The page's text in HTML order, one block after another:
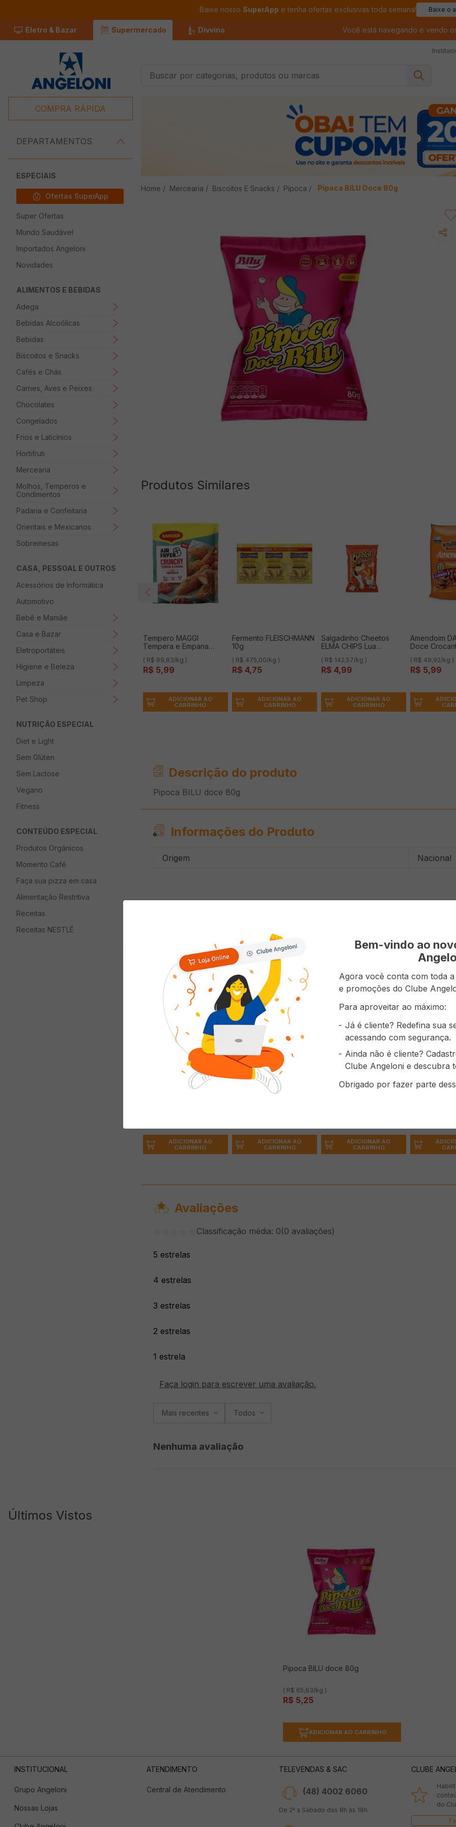
Baixe nosso SuperApp e tenha ofertas exclusivas toda semana! Baixe o
Eletro & Bazar Supermercado Divvino Você está navegando e vendo
5º Carne
COMPRA RÁPIDA
DEPARTAMENTOS
ESPECIAIS
Ofertas SuperApp
Super Ofertas
Mundo Saudável
Importados Angeloni
Novidades
ALIMENTOS E BEBIDAS
Adega
Bebidas Alcoólicas
Bebidas
Biscoitos e Snacks
Cafés e Chás
Carnes, Aves e Peixes
Chocolates
Congelados
Frios e Laticínios
Hortifruti
Mercearia
Molhos, Temperos e
Condimentos
Padaria e Confeitaria
Orientais e Mexicanos
Sobremesas
CASA, PESSOAL E OUTROS
Acessórios de Informática
Automotivo
Bebê e Mamãe
Casa e Bazar
Eletroportáteis
Higiene e Beleza
Limpeza
Pet Shop
NUTRIÇÃO ESPECIAL
Diet e Light
Sem Glúten
Sem Lactose
Vegano
Fitness
CONTEÚDO ESPECIAL
Produtos Orgânicos
Momento Café
Faça sua pizza em casa
Alimentação Restritiva
Receitas
Receitas NESTLÉ
Mercearia Biscoitos E Snacks Pipoca Pipoca BILU Doce 80g
Produtos Similares
Tempero MAGGI
Tempera e Empana
( R$ 99,83/kg )
R$ 5,99
ADICIONAR AO
CARRINHO
Fermento FLEISCHMANN
10g
( R$ 475,00/kg )
R$ 4,75
ADICIONAR AO
CARRINHO
Salgadinho Cheetos
ELMA CHIPS Lua
( R$ 142,57/kg )
R$ 4,99
ADICIONAR AO
CARRINHO
Amendoim
Doce
( R$ 49,92/kg )
R$ 5,99
Descrição do produto
Pipoca BILU doce 80g
Informações do Produto
Origem Nacional
Café MELITTA
Tradicional 500g
ADICIONAR AO
CARRINHO
Creme de Leite
PIRACANJUBA 200g
R$
ADICIONAR AO
CARRINHO
Tradicional à Vácuo
ADICIONAR AO
CARRINHO
ELMA CHIPS
Requeijão
Avaliações
Classificação média: 0(0 avaliações)
5 estrelas
4 estrelas
3 estrelas
2 estrelas
1 estrela
Faça login para escrever uma avaliação.
Mais recentes Todos
Nenhuma avaliação
Últimos Vistos
Pipoca BILU doce 80g
( R$ 65,63/kg )
R$ 5,25
ADICIONAR AO CARRINHO
INSTITUCIONAL
Grupo Angeloni
Nossas Lojas
ATENDIMENTO
Central de Atendimento
TELEVENDAS & SAC
(48) 4002 6060
De 2ª a Sábado das 8h às 18h.
CLUBE
do
Bem-vindo ao
Agora você conta com toda
e promoções do Clube
Para aproveitar ao máximo:
Já é cliente? Redefina sua
acessando com segurança.
Ainda não é cliente?
Clube Angeloni e descubra
Obrigado por fazer parte